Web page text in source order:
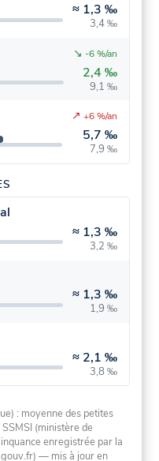
≈ 1,3 ‰
3,4 ‰
2,4 ‰
9,1 ‰
↘ -6 %/an
5,7 ‰
7,9 ‰
↗ +6 %/an
≈ 1,3 ‰
3,2 ‰
≈ 1,3 ‰
1,9 ‰
≈ 2,1 ‰
3,8 ‰
: moyenne des petites
SSMSI (ministère de
enregistrée par la
— mis à jour en